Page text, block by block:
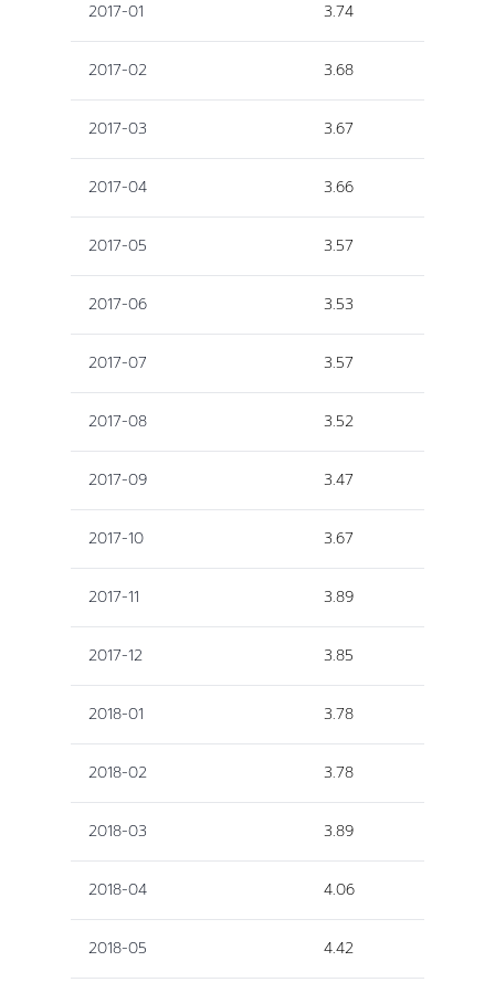
2017-01 3.74
2017-02 3.68
2017-03 3.67
2017-04 3.66
2017-05 3.57
2017-06 3.53
2017-07 3.57
2017-08 3.52
2017-09 3.47
2017-10 3.67
2017-11 3.89
2017-12 3.85
2018-01 3.78
2018-02 3.78
2018-03 3.89
2018-04 4.06
2018-05 4.42